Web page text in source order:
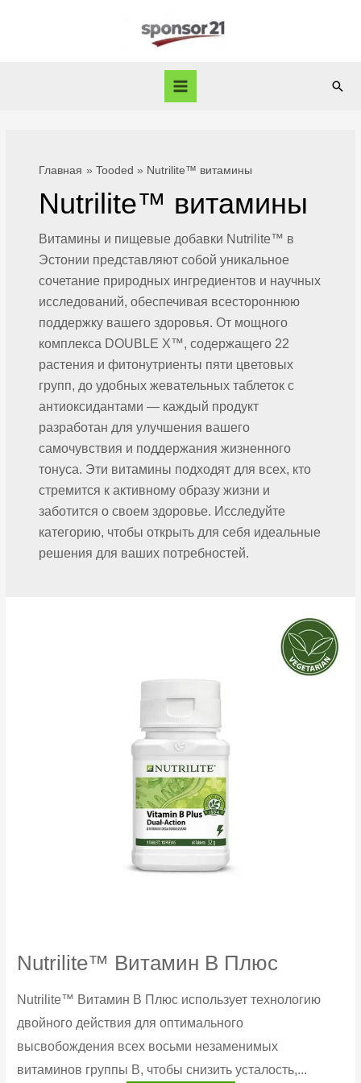
Main
Главная Tooded Nutrilite™ витамины
Nutrilite™ витамины
Витамины и пищевые добавки Nutrilite™ в
Эстонии представляют собой уникальное
сочетание природных ингредиентов и научных
исследований, обеспечивая всестороннюю
поддержку вашего здоровья. От мощного
комплекса DOUBLE X™, содержащего 22
растения и фитонутриенты пяти цветовых
групп, до удобных жевательных таблеток с
антиоксидантами — каждый продукт
разработан для улучшения вашего
самочувствия и поддержания жизненного
тонуса. Эти витамины подходят для всех, кто
стремится к активному образу жизни и
заботится о своем здоровье. Исследуйте
категорию, чтобы открыть для себя идеальные
решения для ваших потребностей.
Nutrilite™ Витамин В Плюс
Nutrilite™ Витамин B Плюс использует технологию
двойного действия для оптимального
высвобождения всех восьми незаменимых
витаминов группы B, чтобы снизить усталость,...